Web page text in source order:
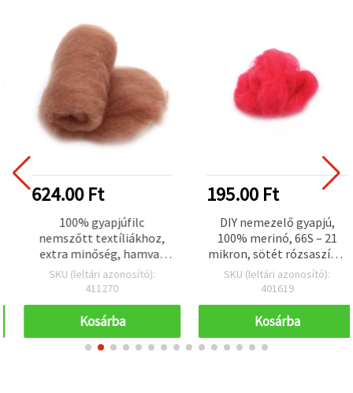
624.00 Ft
100% gyapjúfilc
nemszőtt textíliákhoz,
extra minőség, hamvas
rózsa, 700×600 mm – 50 g
SKU (leltári azonosító):
411270
Kosárba
195.00 Ft
DIY nemezelő gyapjú,
100% merinó, 66S – 21
mikron, sötét rózsaszín –
4–5 g
SKU (leltári azonosító):
401619
Kosárba